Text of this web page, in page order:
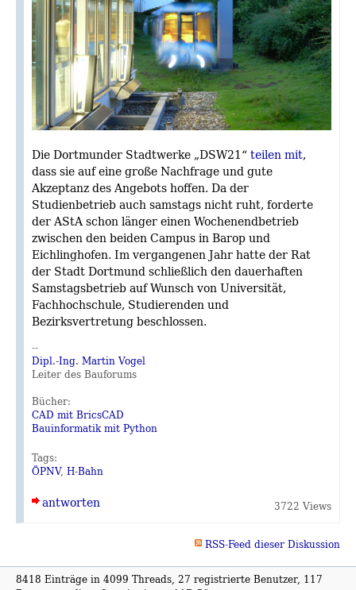
Die Dortmunder Stadtwerke „DSW21“teilen mit,
dass sie auf eine große Nachfrage und gute
Akzeptanz des Angebots hoffen. Da der
Studienbetrieb auch samstags nicht ruht, forderte
der AStA schon länger einen Wochenendbetrieb
zwischen den beiden Campus in Barop und
Eichlinghofen. Im vergangenen Jahr hatte der Rat
der Stadt Dortmund schließlich den dauerhaften
Samstagsbetrieb auf Wunsch von Universität,
Fachhochschule, Studierenden und
Bezirksvertretung beschlossen.
--
Dipl.-Ing. Martin Vogel
Leiter des Bauforums
Bücher:
CAD mit BricsCAD
Bauinformatik mit Python
Tags:
ÖPNV, H-Bahn
antworten 3722 Views
RSS-Feed dieser Diskussion
8418 Einträge in 4099 Threads, 27 registrierte Benutzer, 117